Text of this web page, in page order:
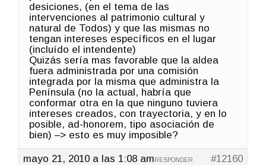
desiciones, (en el tema de las
intervenciones al patrimonio cultural y
natural de Todos) y que las mismas no
tengan intereses específicos en el lugar
(incluído el intendente)
Quizás sería mas favorable que la aldea
fuera administrada por una comisión
integrada por la misma que administra la
Península (no la actual, habría que
conformar otra en la que ninguno tuviera
intereses creados, con trayectoria, y en lo
posible, ad-honorem, tipo asociación de
bien) –> esto es muy imposible?
mayo 21, 2010 a las 1:08 am #12160
RESPONDER